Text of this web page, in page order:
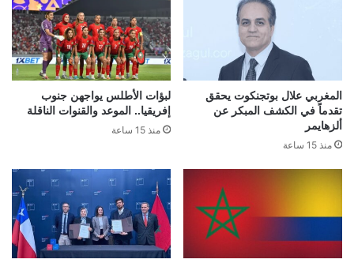
المغربي علال بوتجنكوت يحقق
تقدماً في الكشف المبكر عن
ألزهايمر
منذ 15 ساعة
لبؤات الأطلس يواجهن جنوب
إفريقيا.. الموعد والقنوات الناقلة
منذ 15 ساعة